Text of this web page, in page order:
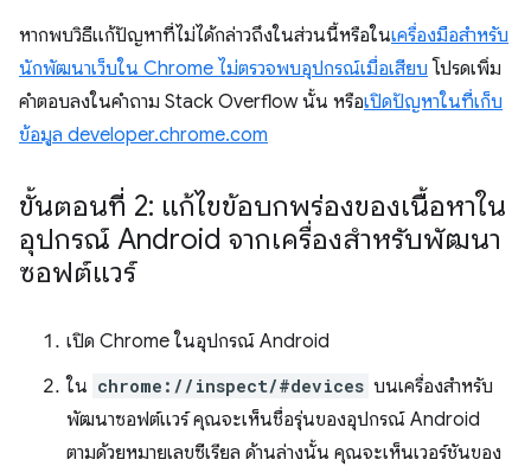
หากพบวิธีแก้ปัญหาที่ไม่ได้กล่าวถึงในส่วนนี้หรือในเครื่องมือสำหรับ
นักพัฒนาเว็บใน Chrome ไม่ตรวจพบอุปกรณ์เมื่อเสียบ โปรดเพิ่ม
คำตอบลงในคำถาม Stack Overflow นั้น หรือเปิดปัญหาในที่เก็บ
ข้อมูล developer.chrome.com
ขั้นตอนที่ 2: แก้ไขข้อบกพร่องของเนื้อหาใน
อุปกรณ์ Android จากเครื่องสำหรับพัฒนา
ซอฟต์แวร์
เปิด Chrome ในอุปกรณ์ Android
ใน chrome://inspect/#devices บนเครื่องสำหรับ
พัฒนาซอฟต์แวร์ คุณจะเห็นชื่อรุ่นของอุปกรณ์ Android
ตามด้วยหมายเลขซีเรียล ด้านล่างนั้น คุณจะเห็นเวอร์ชันของ